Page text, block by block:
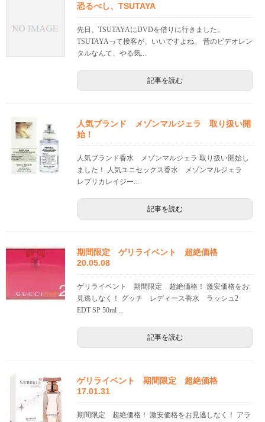
恐るべし、TSUTAYA
先日、TSUTAYAにDVDを借りに行きました。
TSUTAYAって接客が、いいですよね。 昔のビデオレン
タルなんて、やる気...
記事を読む
人気ブランド メゾンマルジェラ 取り扱い開
始！
人気ブランド香水 メゾンマルジェラ 取り扱い開始し
ました！ 人気ユニセックス香水 メゾンマルジェラ
レプリカレイジー...
記事を読む
期間限定 ゲリライベント 超絶価格
20.05.08
ゲリライベント 期間限定 超絶価格！ 激安価格をお
見逃しなく！ グッチ レディース香水 ラッシュ2
EDT SP 50ml ...
記事を読む
ゲリライベント 期間限定 超絶価格
17.01.31
期間限定 超絶価格！ 激安価格をお見逃しなく！ アラ